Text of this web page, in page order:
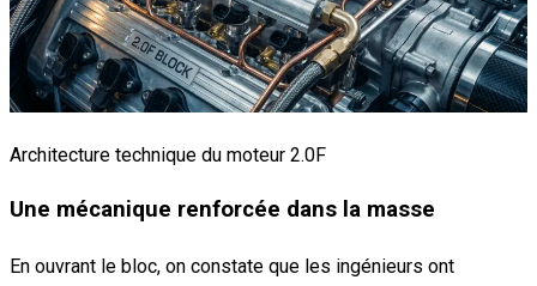
Architecture technique du moteur 2.0F
Une mécanique renforcée dans la masse
En ouvrant le bloc, on constate que les ingénieurs ont